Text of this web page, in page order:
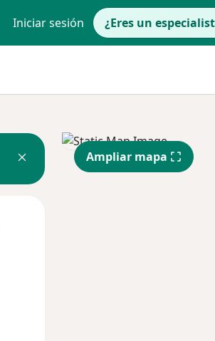
Iniciar sesión ¿Eres un
Ampliar mapa